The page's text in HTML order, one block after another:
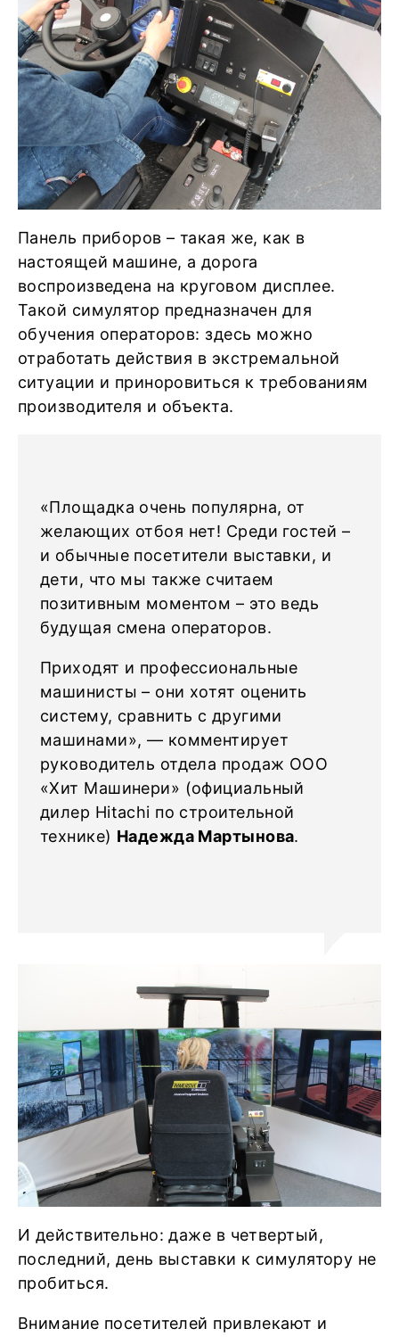
Панель приборов – такая же, как в
настоящей машине, а дорога
воспроизведена на круговом дисплее.
Такой симулятор предназначен для
обучения операторов: здесь можно
отработать действия в экстремальной
ситуации и приноровиться к требованиям
производителя и объекта.
«Площадка очень популярна, от
желающих отбоя нет! Среди гостей –
и обычные посетители выставки, и
дети, что мы также считаем
позитивным моментом – это ведь
будущая смена операторов.
Приходят и профессиональные
машинисты – они хотят оценить
систему, сравнить с другими
машинами», — комментирует
руководитель отдела продаж ООО
«Хит Машинери» (официальный
дилер Hitachi по строительной
технике) Надежда Мартынова.
И действительно: даже в четвертый,
последний, день выставки к симулятору не
пробиться.
Внимание посетителей привлекают и